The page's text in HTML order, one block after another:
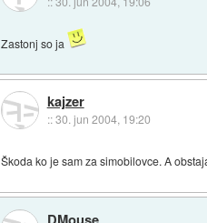
Zastonj so ja
kajzer
::30. jun 2004, 19:20
Škoda ko je sam za simobilovce. A
DMouse